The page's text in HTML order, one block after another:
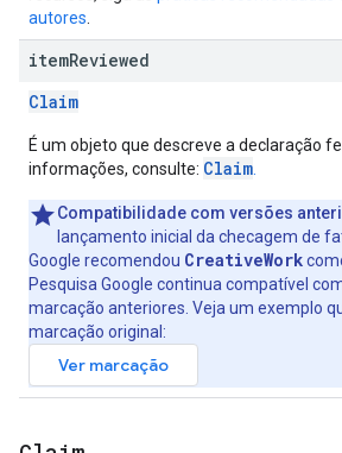
autores
itemReviewed
Claim
É um objeto que descreve a declaração
informações, consulte: Claim
Compatibilidade com versões
lançamento inicial da checagem de
Google recomendou CreativeWork
Pesquisa Google continua compatível
marcação anteriores. Veja um exemplo
marcação original: